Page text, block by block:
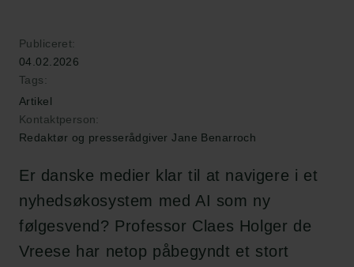
Publiceret:
04.02.2026
Tags:
Artikel
Kontaktperson:
Redaktør og presserådgiver Jane Benarroch
Er danske medier klar til at navigere i et
nyhedsøkosystem med AI som ny
følgesvend? Professor Claes Holger de
Vreese har netop påbegyndt et stort